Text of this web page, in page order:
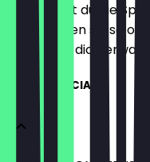
Hier findest du die
aktualisieren sie so
weißt, was dich
WINTER SPECIALS